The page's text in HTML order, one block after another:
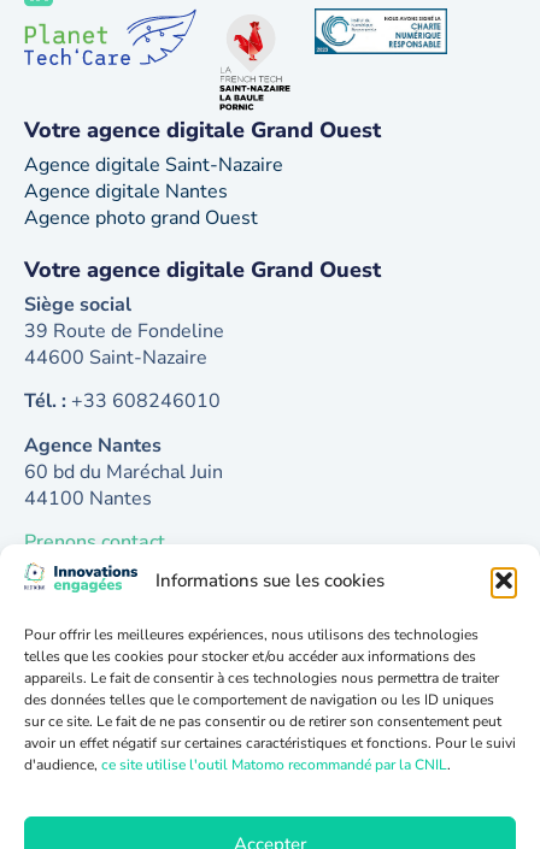
Informations sue les cookies
Pour offrir les meilleures expériences, nous utilisons des technologies
telles que les cookies pour stocker et/ou accéder aux informations des
appareils. Le fait de consentir à ces technologies nous permettra de traiter
des données telles que le comportement de navigation ou les ID uniques
sur ce site. Le fait de ne pas consentir ou de retirer son consentement peut
avoir un effet négatif sur certaines caractéristiques et fonctions. Pour le suivi
d'audience, ce site utilise l'outil Matomo recommandé par la CNIL.
Accepter
Votre agence digitale Grand Ouest
Agence digitale Saint-Nazaire
Agence digitale Nantes
Agence photo grand Ouest
Votre agence digitale Grand Ouest
Siège social
39 Route de Fondeline
44600 Saint-Nazaire
Tél. : +33 608246010
Agence Nantes
60 bd du Maréchal Juin
44100 Nantes
Prenons contact
Analyser, développer & communiquer
Notre accompagnement
Cycle de vie
A propos
Cas clients
Qui sommes-nous